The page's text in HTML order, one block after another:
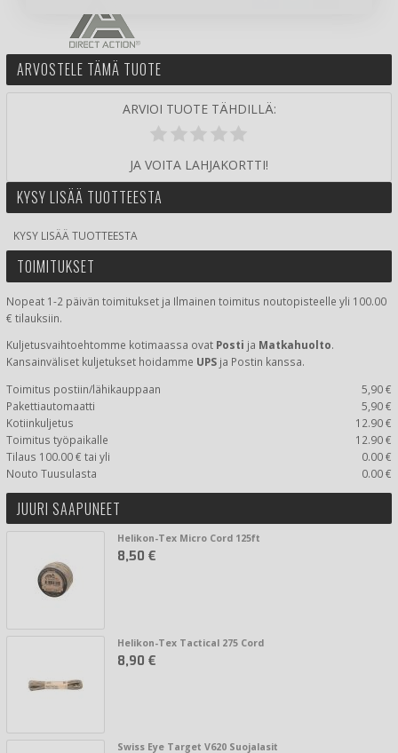
ARVOSTELE TÄMÄ TUOTE
ARVIOI TUOTE TÄHDILLÄ:
JA VOITA LAHJAKORTTI!
KYSY LISÄÄ TUOTTEESTA
KYSY LISÄÄ TUOTTEESTA
TOIMITUKSET
Nopeat 1-2 päivän toimitukset ja Ilmainen toimitus noutopisteelle yli 100.00
€ tilauksiin.
Kuljetusvaihtoehtomme kotimaassa ovat Posti ja Matkahuolto.
Kansainväliset kuljetukset hoidamme UPS ja Postin kanssa.
Toimitus postiin/lähikauppaan
5,90 €
Pakettiautomaatti
5,90 €
Kotiinkuljetus
12.90 €
Toimitus työpaikalle
12.90 €
Tilaus 100.00 € tai yli
0.00 €
Nouto Tuusulasta
0.00 €
JUURI SAAPUNEET
Helikon-Tex Micro Cord 125ft
8,50 €
Helikon-Tex Tactical 275 Cord
8,90 €
Swiss Eye Target V620 Suojalasit